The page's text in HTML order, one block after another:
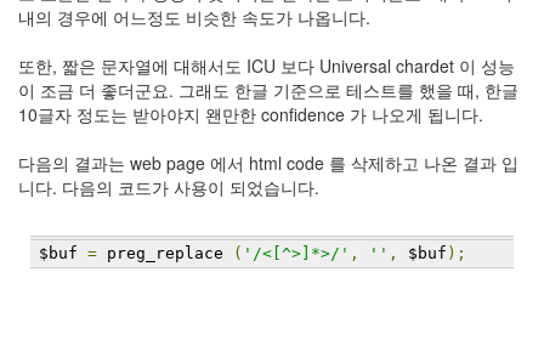
내의 경우에 어느정도 비슷한 속도가 나옵니다.
또한, 짧은 문자열에 대해서도 ICU 보다 Universal chardet 이 성능
이 조금 더 좋더군요. 그래도 한글 기준으로 테스트를 했을 때, 한글
10글자 정도는 받아야지 왠만한 confidence 가 나오게 됩니다.
다음의 결과는 web page 에서 html code 를 삭제하고 나온 결과 입
니다. 다음의 코드가 사용이 되었습니다.
$buf = preg_replace ( '/<[^>]*>/' , '' , $buf );
이
맥
스
엑
스
빔
XPH70.2
1
by
균